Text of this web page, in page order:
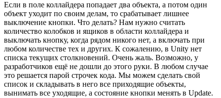
Если в поле коллайдера попадает два объекта, а потом один
объект уходит по своим делам, то срабатывает лишнее
выключение кнопки. Что делать? Нам нужно считать
количество колобков и ящиков в области коллайдера и
выключать кнопку, когда рядом никого нет, а включать при
любом количестве тех и других. К сожалению, в Unity нет
списка текущих столкновений. Очень жаль. Возможно, у
разработчиков ещё не дошли до этого руки. В любом случае
это решается парой строчек кода. Мы можем сделать свой
список и складывать в него все приходящие объекты,
вынимать все уходящие, а состояние кнопки менять в Update.